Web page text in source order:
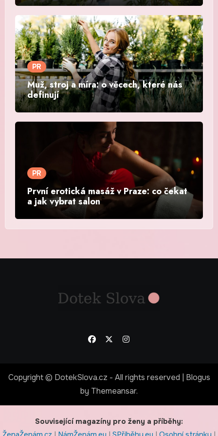
PR
Muž, stroj a míra: o věcech, které nás
definují
PR
První erotická masáž v Praze: co čekat
a jak vybrat salon
Copyright © DotekSlova.cz - All rights reserved
Blogus
by Themeansar.
Související magazíny pro ženy a příběhy: